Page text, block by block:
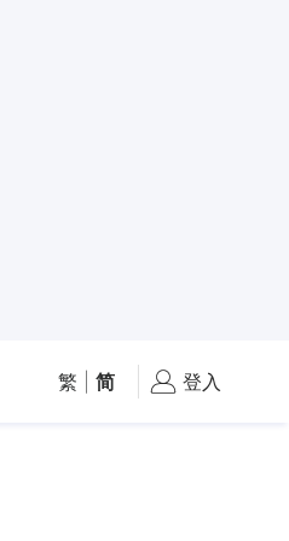
繁 简 登入